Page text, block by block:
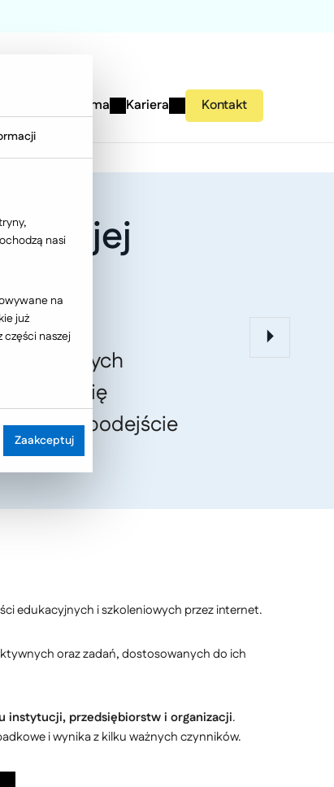
Firma Kariera Kontakt
Twojej
rosnących
się
podejście
edukacyjnych i szkoleniowych przez internet.
oraz zadań, dostosowanych do ich
instytucji, przedsiębiorstw i organizacji.
i wynika z kilku ważnych czynników.
nasi
na
już
naszej
Zaakceptuj